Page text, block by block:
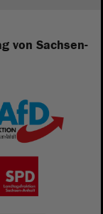
von Sachsen-